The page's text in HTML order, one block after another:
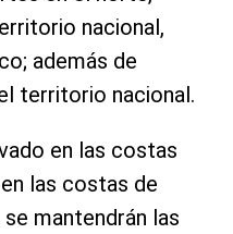
nacional,
además de
territorio nacional.
en las costas
las costas de
mantendrán las